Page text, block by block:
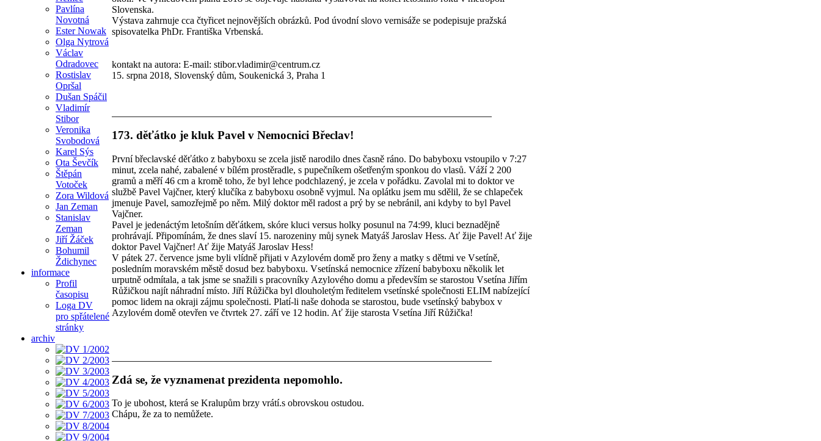
Pavlína
Novotná
Ester Nowak
Olga Nytrová
Václav
Odradovec
Rostislav
Opršal
Dušan Spáčil
Vladimír
Stibor
Veronika
Svobodová
Karel Sýs
Ota Ševčík
Štěpán
Votoček
Zora Wildová
Jan Zeman
Stanislav
Zeman
Jiří Žáček
Bohumil
Ždichynec
informace
Profil
časopisu
Loga DV
pro spřátelené
stránky
archiv
Slovenska.
Výstava zahrnuje cca čtyřicet nejnovějších obrázků. Pod úvodní slovo vernisáže se podepisuje pražská
spisovatelka PhDr. Františka Vrbenská.
kontakt na autora: E-mail: stibor.vladimir@centrum.cz
15. srpna 2018, Slovenský dům, Soukenická 3, Praha 1
173. děťátko je kluk Pavel v Nemocnici Břeclav!
První břeclavské děťátko z babyboxu se zcela jistě narodilo dnes časně ráno. Do babyboxu vstoupilo v 7:27
minut, zcela nahé, zabalené v bílém prostěradle, s pupečníkem ošetřeným sponkou do vlasů. Váží 2 200
gramů a měří 46 cm a kromě toho, že byl lehce podchlazený, je zcela v pořádku. Zavolal mi to doktor ve
službě Pavel Vajčner, který klučíka z babyboxu osobně vyjmul. Na oplátku jsem mu sdělil, že se chlapeček
jmenuje Pavel, samozřejmě po něm. Milý doktor měl radost a prý by se nebránil, ani kdyby to byl Pavel
Vajčner.
Pavel je jedenáctým letošním děťátkem, skóre kluci versus holky posunul na 74:99, kluci beznadějně
prohrávají. Připomínám, že dnes slaví 15. narozeniny můj synek Matyáš Jaroslav Hess. Ať žije Pavel! Ať žije
doktor Pavel Vajčner! Ať žije Matyáš Jaroslav Hess!
V pátek 27. července jsme byli vlídně přijati v Azylovém domě pro ženy a matky s dětmi ve Vsetíně,
posledním moravském městě dosud bez babyboxu. Vsetínská nemocnice zřízení babyboxu několik let
urputně odmítala, a tak jsme se snažili s pracovníky Azylového domu a především se starostou Vsetína Jiřím
Růžičkou najít náhradní místo. Jiří Růžička byl dlouholetým ředitelem vsetínské společnosti ELIM nabízející
pomoc lidem na okraji zájmu společnosti. Platí-li naše dohoda se starostou, bude vsetínský babybox v
Azylovém domě otevřen ve čtvrtek 27. září ve 12 hodin. Ať žije starosta Vsetína Jiří Růžička!
Zdá se, že vyznamenat prezidenta nepomohlo.
To je ubohost, která se Kralupům brzy vrátí.s obrovskou ostudou.
Chápu, že za to nemůžete.